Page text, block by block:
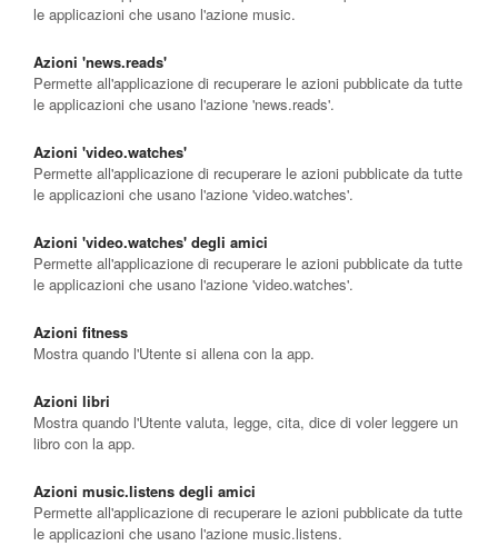
le applicazioni che usano l'azione music.
Azioni 'news.reads'
Permette all'applicazione di recuperare le azioni pubblicate da tutte
le applicazioni che usano l'azione 'news.reads'.
Azioni 'video.watches'
Permette all'applicazione di recuperare le azioni pubblicate da tutte
le applicazioni che usano l'azione 'video.watches'.
Azioni 'video.watches' degli amici
Permette all'applicazione di recuperare le azioni pubblicate da tutte
le applicazioni che usano l'azione 'video.watches'.
Azioni fitness
Mostra quando l'Utente si allena con la app.
Azioni libri
Mostra quando l'Utente valuta, legge, cita, dice di voler leggere un
libro con la app.
Azioni music.listens degli amici
Permette all'applicazione di recuperare le azioni pubblicate da tutte
le applicazioni che usano l'azione music.listens.